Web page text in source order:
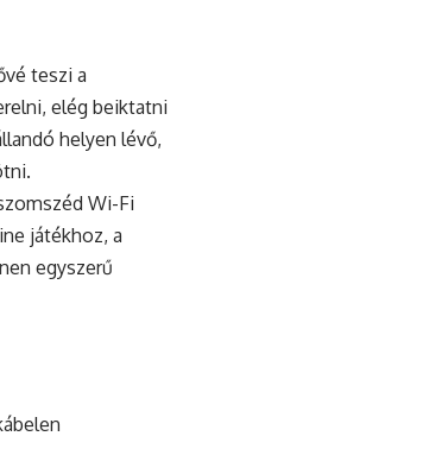
teszi a
elég beiktatni
helyen lévő,
Wi-Fi
játékhoz, a
egyszerű